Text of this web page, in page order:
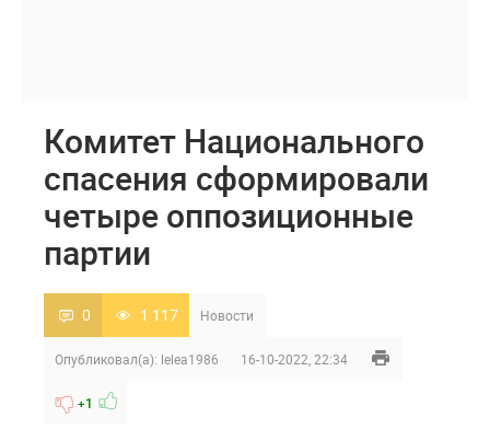
Комитет Национального
спасения сформировали
четыре оппозиционные
партии
0 1 117 Новости
Опубликовал(а): lelea1986 16-10-2022, 22:34
+1